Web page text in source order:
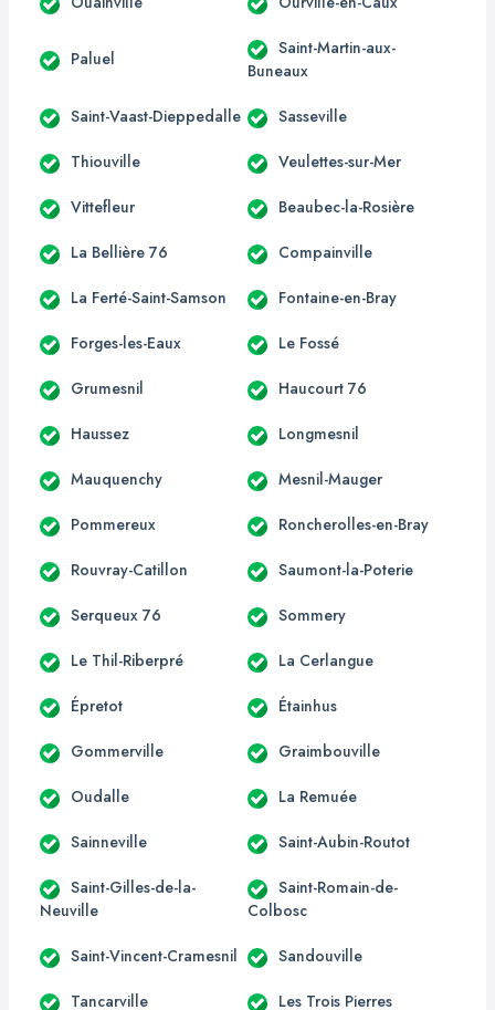
Paluel
Saint-Martin-aux-
Buneaux
Saint-Vaast-Dieppedalle Sasseville
Thiouville Veulettes-sur-Mer
Vittefleur Beaubec-la-Rosière
La Bellière 76 Compainville
La Ferté-Saint-Samson Fontaine-en-Bray
Forges-les-Eaux Le Fossé
Grumesnil Haucourt 76
Haussez Longmesnil
Mauquenchy Mesnil-Mauger
Pommereux Roncherolles-en-Bray
Rouvray-Catillon Saumont-la-Poterie
Serqueux 76 Sommery
Le Thil-Riberpré La Cerlangue
Épretot Étainhus
Gommerville Graimbouville
Oudalle La Remuée
Sainneville Saint-Aubin-Routot
Saint-Gilles-de-la-
Neuville
Saint-Romain-de-
Colbosc
Saint-Vincent-Cramesnil Sandouville
Tancarville Les Trois Pierres